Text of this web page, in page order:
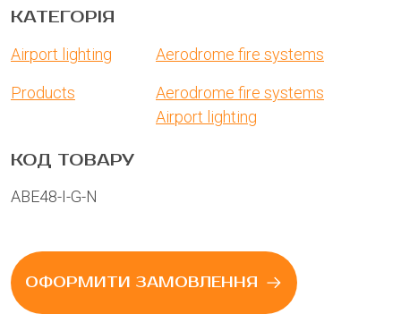
КАТЕГОРІЯ
Airport lighting Aerodrome fire systems
Products
Aerodrome fire systems
Airport lighting
КОД ТОВАРУ
ABE48-I-G-N
ОФОРМИТИ ЗАМОВЛЕННЯ